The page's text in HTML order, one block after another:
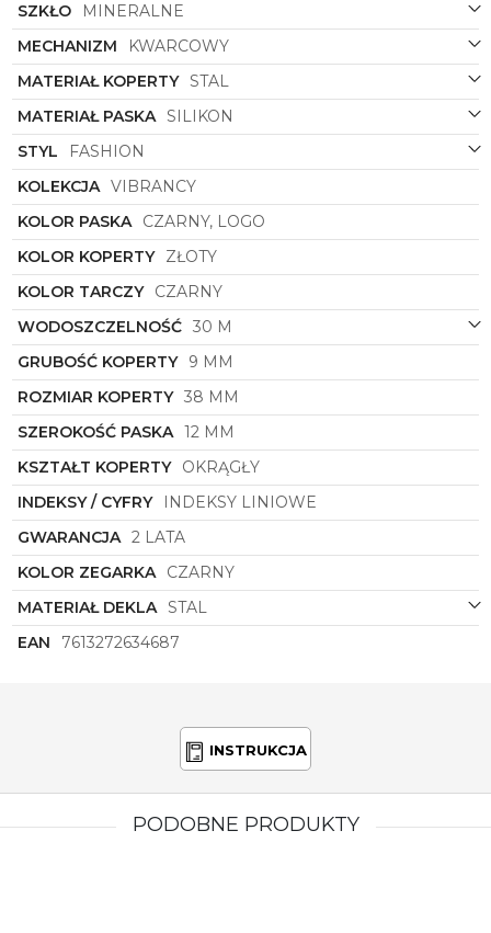
noszenia, trwałość oraz odporność na czynniki
zewnętrzne. Głęboka, czarna barwa paska,
subtelnie sygnowana logo marki, nadaje całości
sportowo-eleganckiego charakteru i doskonale
współgra z nowoczesną linią czasomierza.
Koperta o klasycznym, okrągłym kształcie powstała
z wysokogatunkowej stali szlachetnej,
gwarantującej solidność konstrukcji. Wykończenie
obudowy w kolorze żółtego złota tworzy luksusowy
kontrast dla silikonowej bazy, przyciągając wzrok i
rozświetlając każdą stylizację. Matowa, czarna tarcza
ze złotymi detalami idealnie spina całą kompozycję,
nadając projektowi spójności oraz wizualnej głębi.
Zegarek damskiCalvin Klein 25100107z kolekcji
Vibrancyto bezbłędne spotkanie świata high-
fashion z codzienną funkcjonalnością. Przełamanie
eleganckiego złota sportowym akcentem czyni ten
model niezwykle uniwersalnym akcesorium.
Stanowi on idealny wybór dla kobiet ceniących
najwyższą jakość wykonania oraz unikatowy design,
który z łatwością odmieni charakter zarówno
lifestylowych, jak i bardziej formalnych zestawień
modowych.
SZKŁO
MINERALNE
MECHANIZM
KWARCOWY
MATERIAŁ KOPERTY STAL
MATERIAŁ PASKA SILIKON
STYL
FASHION
KOLEKCJA VIBRANCY
KOLOR PASKA CZARNY, LOGO
KOLOR KOPERTY ZŁOTY
KOLOR TARCZY CZARNY
WODOSZCZELNOŚĆ 30 M
GRUBOŚĆ KOPERTY 9 MM
ROZMIAR KOPERTY 38 MM
SZEROKOŚĆ PASKA 12 MM
KSZTAŁT KOPERTY OKRĄGŁY
INDEKSY / CYFRY
INDEKSY LINIOWE
GWARANCJA 2 LATA
KOLOR ZEGARKA CZARNY
MATERIAŁ DEKLA STAL
EAN
7613272634687
INSTRUKCJA
PODOBNE PRODUKTY